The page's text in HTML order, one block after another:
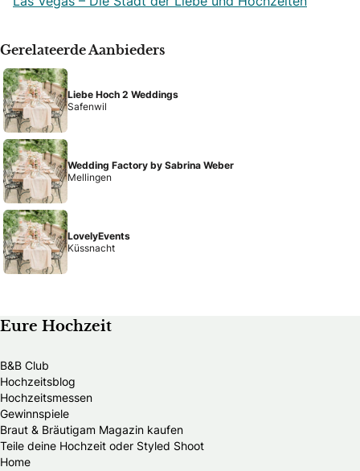
Gerelateerde Aanbieders
Liebe Hoch 2 Weddings
Safenwil
Wedding Factory by Sabrina Weber
Mellingen
LovelyEvents
Küssnacht
Eure Hochzeit
B&B Club
Hochzeitsblog
Hochzeitsmessen
Gewinnspiele
Braut & Bräutigam Magazin kaufen
Teile deine Hochzeit oder Styled Shoot
Home